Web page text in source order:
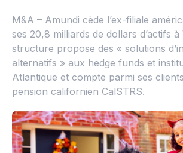
M&A – Amundi cède l’ex-filiale
ses 20,8 milliards de dollars d’actifs à
structure propose des « solutions
alternatifs » aux hedge funds et
Atlantique et compte parmi ses
pension californien CalSTRS.